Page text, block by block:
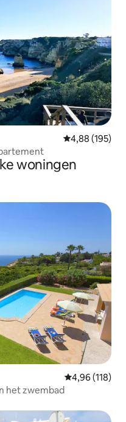
Gemiddelde
4,88 (195)
woningen
Gemiddelde
4,96 (118)
het zwembad